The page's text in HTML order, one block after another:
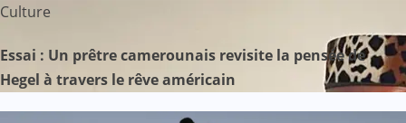
Culture
Essai : Un prêtre camerounais revisite la pensée de
Hegel à travers le rêve américain